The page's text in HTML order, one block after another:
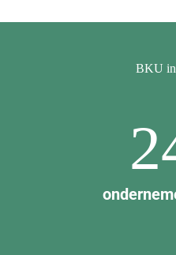
BKU in